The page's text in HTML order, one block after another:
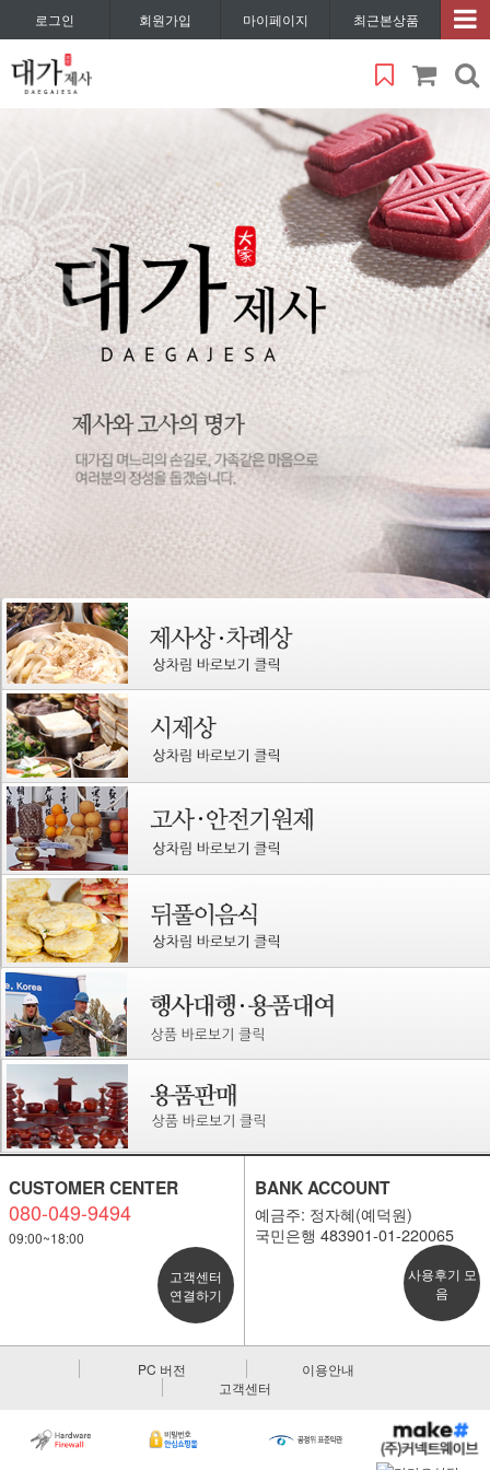
로그인 회원가입 마이페이지 최근본상품
CUSTOMER CENTER
080-049-9494
09:00~18:00
고객센터
연결하기
BANK ACCOUNT
예금주: 정자혜(예덕원)
국민은행 483901-01-220065
사용후기 모
음
PC 버전
이용안내
고객센터